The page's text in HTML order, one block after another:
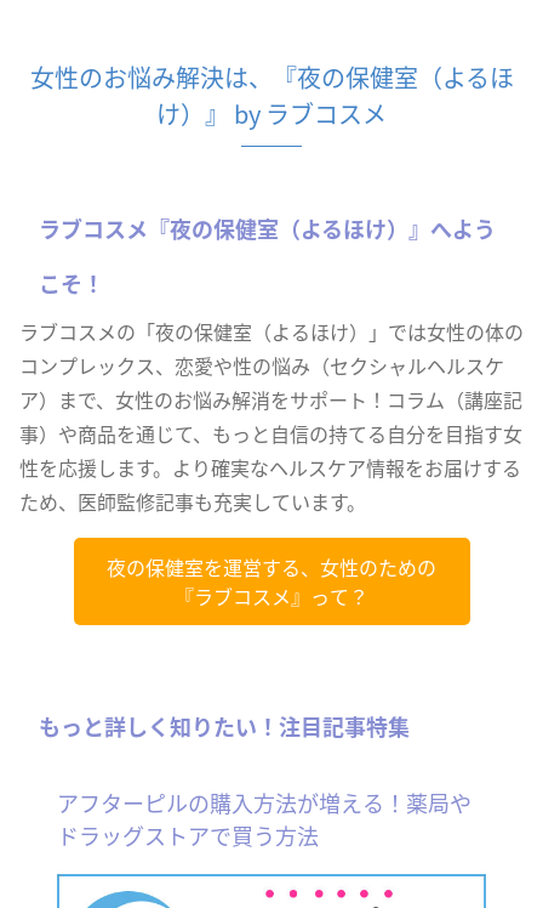
女性のお悩み解決は、『夜の保健室（よるほ
け）』 by ラブコスメ
ラブコスメ『夜の保健室（よるほけ）』へよう
こそ！
ラブコスメの「夜の保健室（よるほけ）」では女性の体の
コンプレックス、恋愛や性の悩み（セクシャルヘルスケ
ア）まで、女性のお悩み解消をサポート！コラム（講座記
事）や商品を通じて、もっと自信の持てる自分を目指す女
性を応援します。より確実なヘルスケア情報をお届けする
ため、医師監修記事も充実しています。
夜の保健室を運営する、女性のための
『ラブコスメ』って？
もっと詳しく知りたい！注目記事特集
アフターピルの購入方法が増える！薬局や
ドラッグストアで買う方法